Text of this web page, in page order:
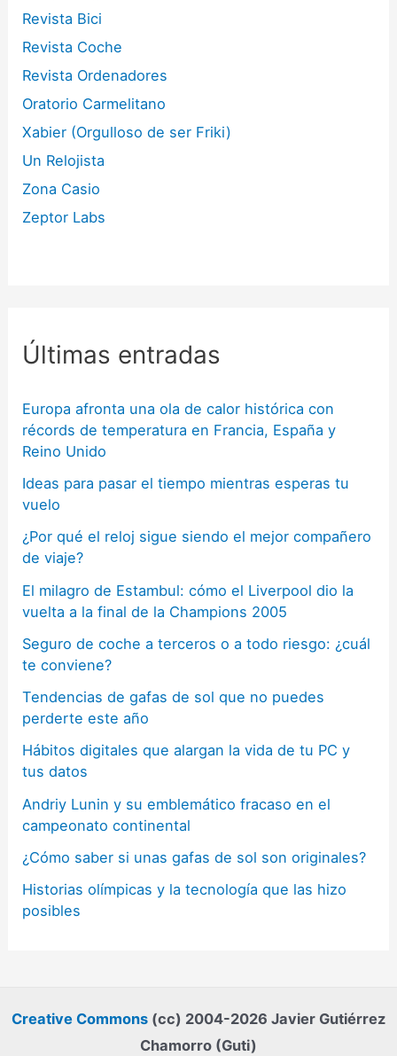
Revista Bici
Revista Coche
Revista Ordenadores
Oratorio Carmelitano
Xabier (Orgulloso de ser Friki)
Un Relojista
Zona Casio
Zeptor Labs
Últimas entradas
Europa afronta una ola de calor histórica con
récords de temperatura en Francia, España y
Reino Unido
Ideas para pasar el tiempo mientras esperas tu
vuelo
¿Por qué el reloj sigue siendo el mejor compañero
de viaje?
El milagro de Estambul: cómo el Liverpool dio la
vuelta a la final de la Champions 2005
Seguro de coche a terceros o a todo riesgo: ¿cuál
te conviene?
Tendencias de gafas de sol que no puedes
perderte este año
Hábitos digitales que alargan la vida de tu PC y
tus datos
Andriy Lunin y su emblemático fracaso en el
campeonato continental
¿Cómo saber si unas gafas de sol son originales?
Historias olímpicas y la tecnología que las hizo
posibles
Creative Commons (cc) 2004-2026 Javier Gutiérrez
Chamorro (Guti)